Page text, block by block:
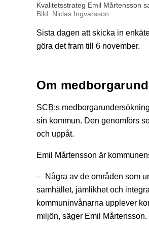
Kvalitetsstrateg Emil Mårtensson
Bild: Niclas Ingvarsson
Sista dagen att skicka in
göra det fram till 6 november.
Om
SCB:s
sin kommun. Den genomförs
och uppåt.
Emil Mårtensson är
– Några av de områden som
samhället, jämlikhet och
kommuninvånarna upplever
miljön, säger Emil Mårtensson.